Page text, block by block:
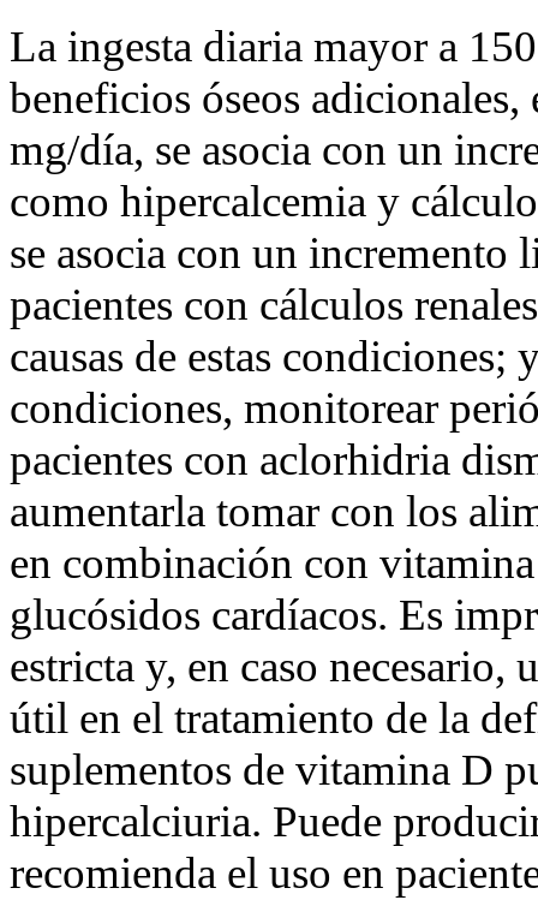
La ingesta diaria mayor a
beneficios óseos
mg/día, se asocia con un
como hipercalcemia y
se asocia con un incremento
pacientes con cálculos
causas de estas condiciones;
condiciones, monitorear
pacientes con aclorhidria
aumentarla tomar con los
en combinación con
glucósidos cardíacos. Es
estricta y, en caso
útil en el tratamiento de la
suplementos de vitamina D
hipercalciuria. Puede
recomienda el uso en